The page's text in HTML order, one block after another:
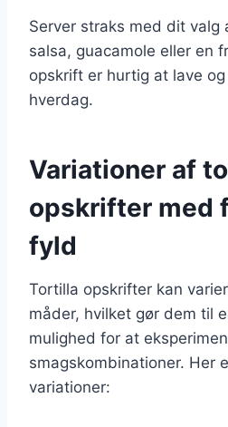
Server straks med dit valg
salsa, guacamole eller en
opskrift er hurtig at lave
hverdag.
Variationer af
opskrifter med
fyld
Tortilla opskrifter kan
måder, hvilket gør dem til
mulighed for at
smagskombinationer. Her
variationer: